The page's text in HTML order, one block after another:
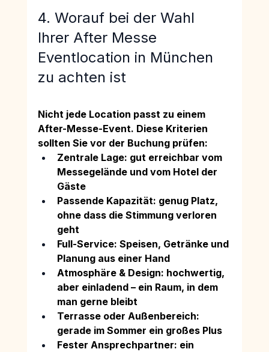
4. Worauf bei der Wahl
Ihrer After Messe
Eventlocation in München
zu achten ist
Nicht jede Location passt zu einem
After-Messe-Event. Diese Kriterien
sollten Sie vor der Buchung prüfen:
Zentrale Lage: gut erreichbar vom
Messegelände und vom Hotel der
Gäste
Passende Kapazität: genug Platz,
ohne dass die Stimmung verloren
geht
Full-Service: Speisen, Getränke und
Planung aus einer Hand
Atmosphäre & Design: hochwertig,
aber einladend – ein Raum, in dem
man gerne bleibt
Terrasse oder Außenbereich:
gerade im Sommer ein großes Plus
Fester Ansprechpartner: ein